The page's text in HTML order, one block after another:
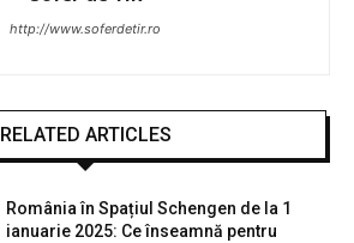
http://www.soferdetir.ro
RELATED ARTICLES
România în Spațiul Schengen de la 1
ianuarie 2025: Ce înseamnă pentru